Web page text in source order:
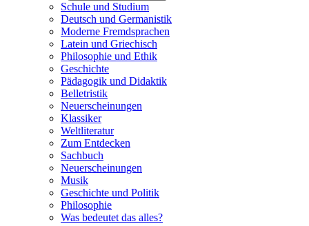
Schule und Studium
Deutsch und Germanistik
Moderne Fremdsprachen
Latein und Griechisch
Philosophie und Ethik
Geschichte
Pädagogik und Didaktik
Belletristik
Neuerscheinungen
Klassiker
Weltliteratur
Zum Entdecken
Sachbuch
Neuerscheinungen
Musik
Geschichte und Politik
Philosophie
Was bedeutet das alles?